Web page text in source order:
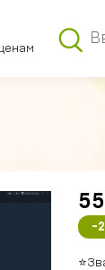
-